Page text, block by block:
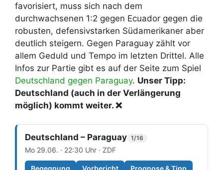
favorisiert, muss sich nach dem
durchwachsenen 1:2 gegen Ecuador gegen die
robusten, defensivstarken Südamerikaner aber
deutlich steigern. Gegen Paraguay zählt vor
allem Geduld und Tempo im letzten Drittel. Alle
Infos zur Partie gibt es auf der Seite zum Spiel
Deutschland gegen Paraguay. Unser Tipp:
Deutschland (auch in der Verlängerung
möglich) kommt weiter. ❌
Deutschland – Paraguay 1/16
Mo 29.06. · 22:30 Uhr · ZDF